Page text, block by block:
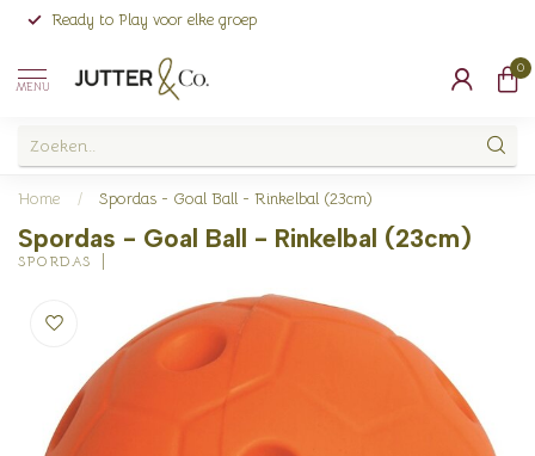
Ready to Play voor elke groep
MENU
0
Home / Spordas - Goal Ball - Rinkelbal (23cm)
Spordas - Goal Ball - Rinkelbal (23cm)
SPORDAS